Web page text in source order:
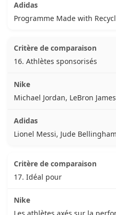
Programme Made with
16. Athlètes sponsorisés
Michael Jordan, LeBron
Lionel Messi, Jude
17. Idéal pour
Les athlètes axés sur la